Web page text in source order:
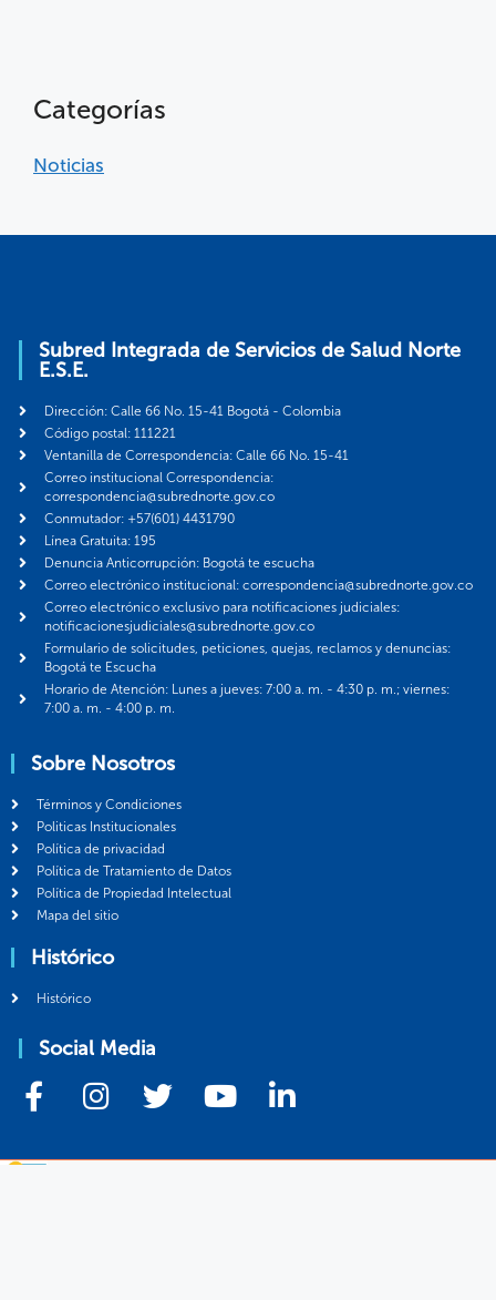
Categorías
Noticias
Subred Integrada de Servicios de Salud Norte
E.S.E.
Dirección: Calle 66 No. 15-41 Bogotá - Colombia
Código postal: 111221
Ventanilla de Correspondencia: Calle 66 No. 15-41
Correo institucional Correspondencia:
correspondencia@subrednorte.gov.co
Conmutador: +57(601) 4431790
Línea Gratuita: 195
Denuncia Anticorrupción: Bogotá te escucha
Correo electrónico institucional: correspondencia@subrednorte.gov.co
Correo electrónico exclusivo para notificaciones judiciales:
notificacionesjudiciales@subrednorte.gov.co
Formulario de solicitudes, peticiones, quejas, reclamos y denuncias:
Bogotá te Escucha
Horario de Atención: Lunes a jueves: 7:00 a. m. - 4:30 p. m.; viernes:
7:00 a. m. - 4:00 p. m.
Sobre Nosotros
Términos y Condiciones
Politicas Institucionales
Política de privacidad
Política de Tratamiento de Datos
Política de Propiedad Intelectual
Mapa del sitio
Histórico
Histórico
Social Media